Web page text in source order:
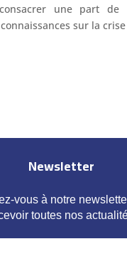
une part de
sur la
Newsletter
vous à notre
toutes nos